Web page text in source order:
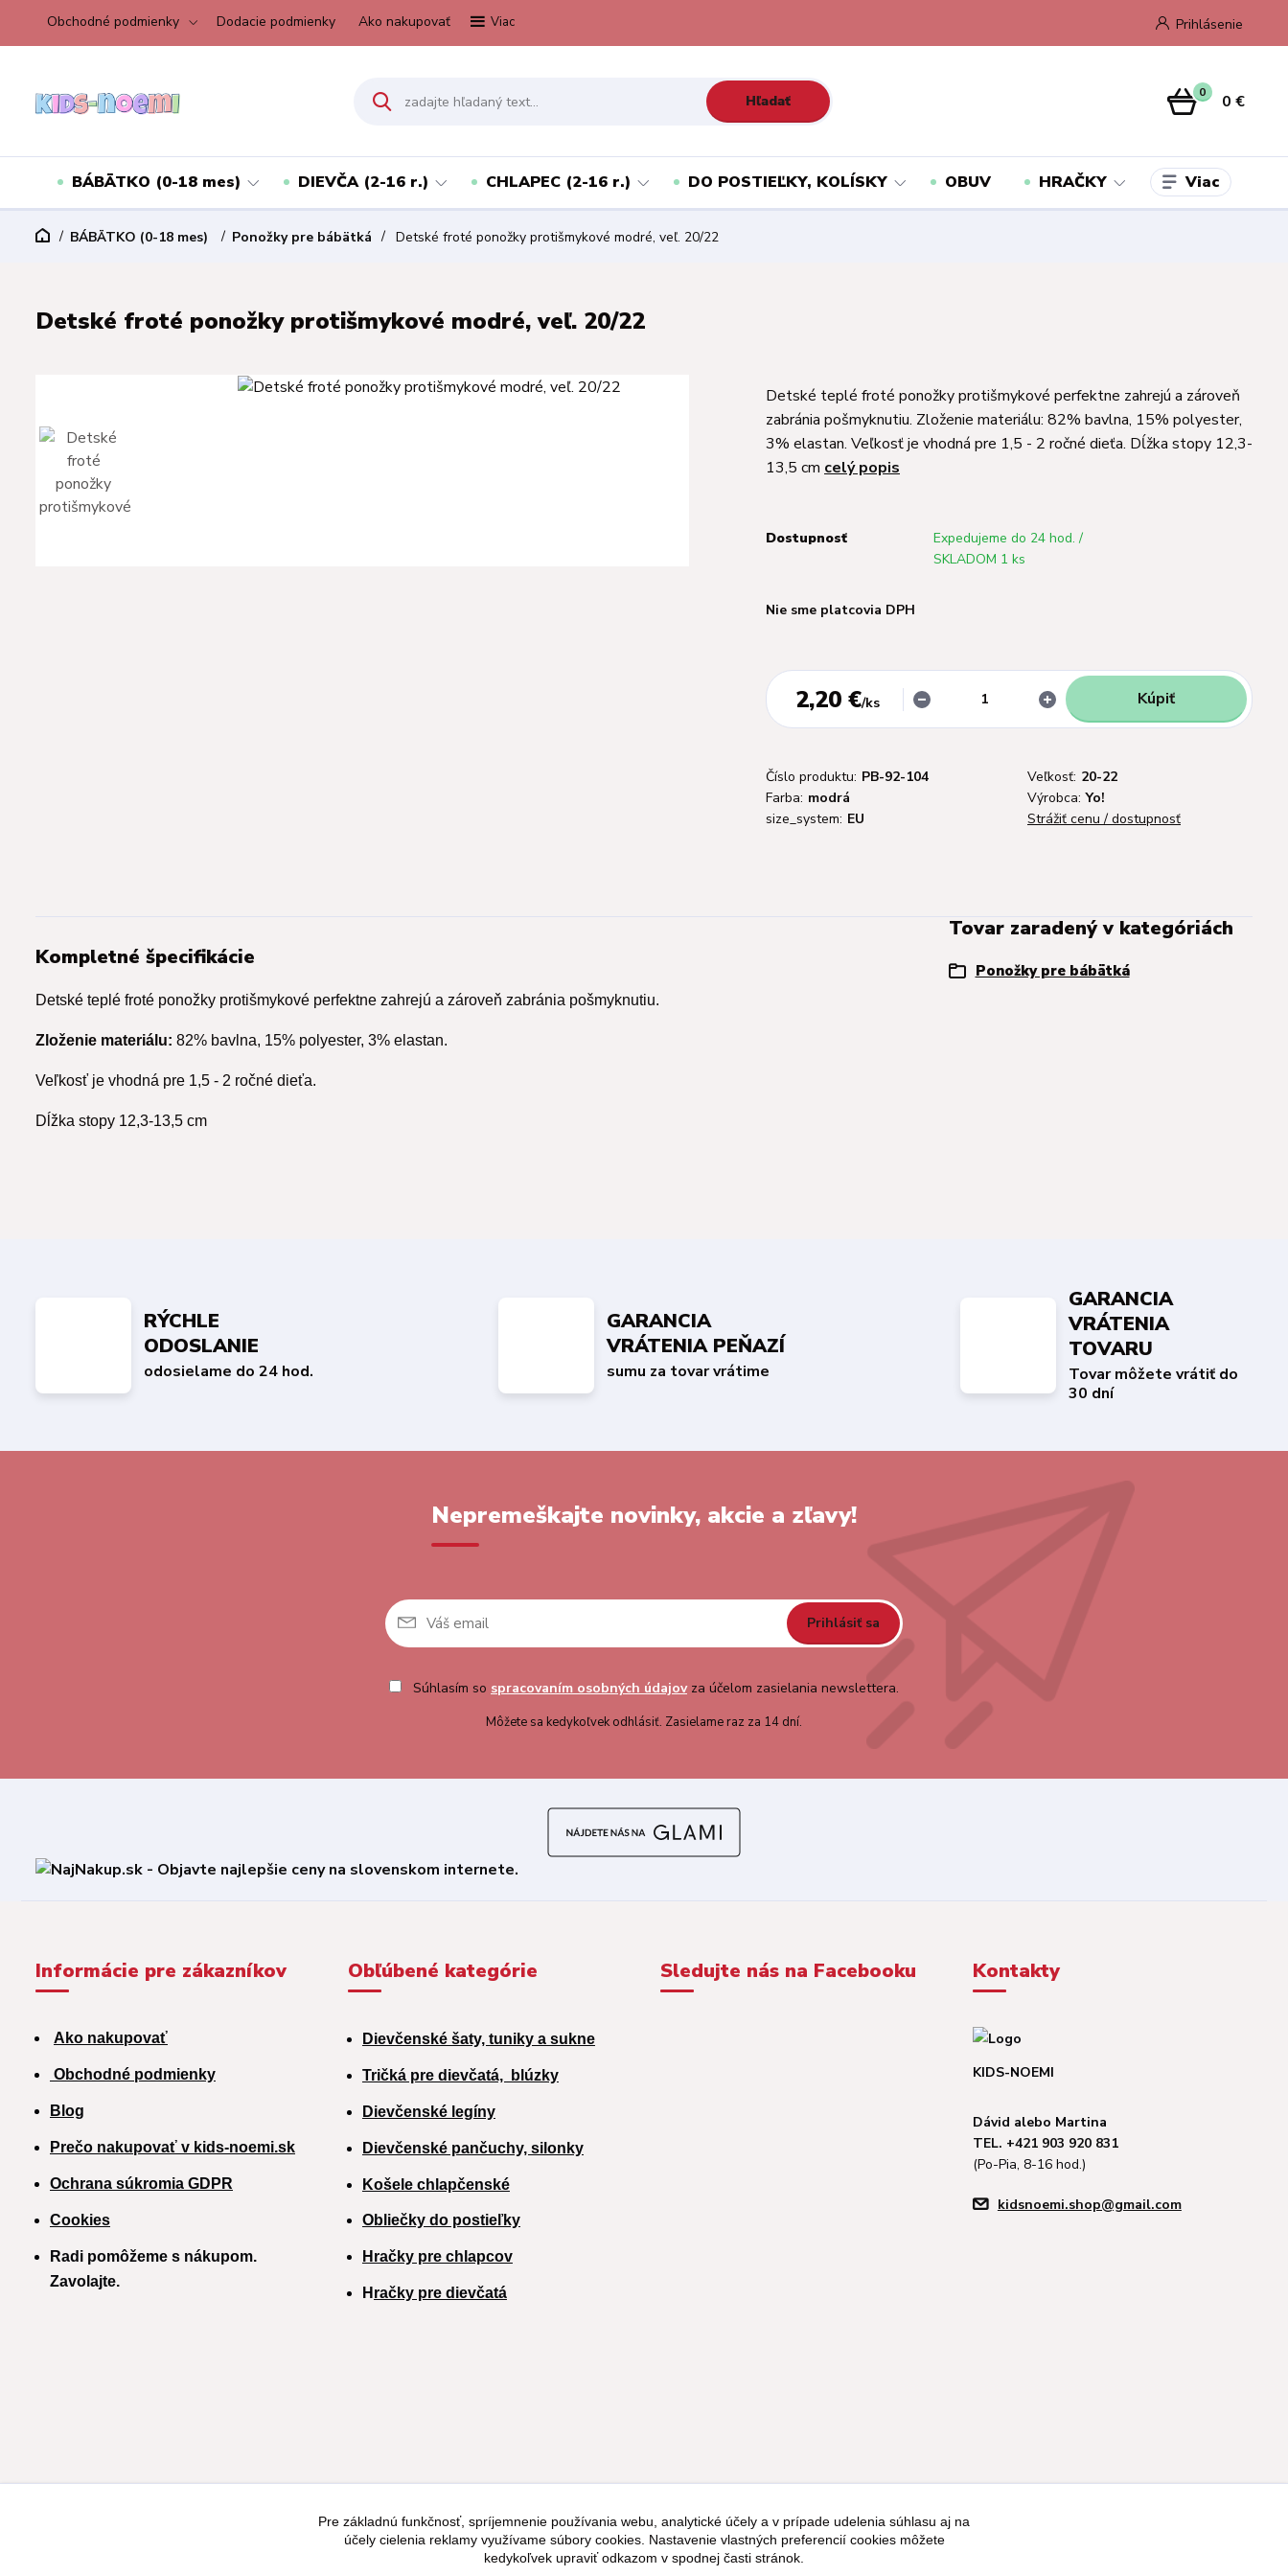
Obchodné podmienky Dodacie podmienky Ako nakupovať Viac Prihlásenie
Hľadať 0 0 €
BÁBÄTKO (0-18 mes) DIEVČA (2-16 r.) CHLAPEC (2-16 r.) DO POSTIEĽKY, KOLÍSKY OBUV HRAČKY Viac
BÁBÄTKO (0-18 mes) Ponožky pre bábätká Detské froté ponožky protišmykové modré, veľ. 20/22
Detské froté ponožky protišmykové modré, veľ. 20/22
Detské teplé froté ponožky protišmykové perfektne zahrejú a zároveň
zabránia pošmyknutiu. Zloženie materiálu: 82% bavlna, 15% polyester,
3% elastan. Veľkosť je vhodná pre 1,5 - 2 ročné dieťa. Dĺžka stopy 12,3-
13,5 cm celý popis
Dostupnosť
Expedujeme do 24 hod. /
SKLADOM 1 ks
Nie sme platcovia DPH
2,20 €/ks Kúpiť
Číslo produktu: PB-92-104 Veľkosť: 20-22
Farba: modrá Výrobca: Yo!
size_system: EU Strážiť cenu / dostupnosť
Kompletné špecifikácie
Detské teplé froté ponožky protišmykové perfektne zahrejú a zároveň zabránia pošmyknutiu.
Zloženie materiálu: 82% bavlna, 15% polyester, 3% elastan.
Veľkosť je vhodná pre 1,5 - 2 ročné dieťa.
Dĺžka stopy 12,3-13,5 cm
Tovar zaradený v kategóriách
Ponožky pre bábätká
RÝCHLE
ODOSLANIE
odosielame do 24 hod.
GARANCIA
VRÁTENIA PEŇAZÍ
sumu za tovar vrátime
GARANCIA
VRÁTENIA
TOVARU
Tovar môžete vrátiť do
30 dní
Nepremeškajte novinky, akcie a zľavy!
Prihlásiť sa
Súhlasím so spracovaním osobných údajovza účelom zasielania newslettera.
Môžete sa kedykoľvek odhlásiť. Zasielame raz za 14 dní.
Informácie pre zákazníkov
Ako nakupovať
Obchodné podmienky
Blog
Prečo nakupovať v kids-noemi.sk
Ochrana súkromia GDPR
Cookies
Radi pomôžeme s nákupom.
Zavolajte.
Obľúbené kategórie
Dievčenské šaty, tuniky a sukne
Tričká pre dievčatá, blúzky
Dievčenské legíny
Dievčenské pančuchy, silonky
Košele chlapčenské
Obliečky do postieľky
Hračky pre chlapcov
H račky pre dievčatá
Sledujte nás na Facebooku Kontakty
KIDS-NOEMI
Dávid alebo Martina
TEL. +421 903 920 831
(Po-Pia, 8-16 hod.)
kidsnoemi.shop@gmail.com
Pre základnú funkčnosť, spríjemnenie používania webu, analytické účely a v prípade udelenia súhlasu aj na
účely cielenia reklamy využívame súbory cookies. Nastavenie vlastných preferencií cookies môžete
kedykoľvek upraviť odkazom v spodnej časti stránok.